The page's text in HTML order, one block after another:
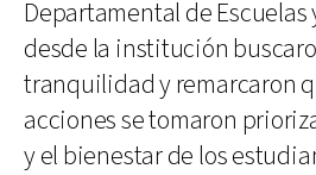
Departamental de Escuelas
desde la institución
tranquilidad y remarcaron
acciones se tomaron
y el bienestar de los